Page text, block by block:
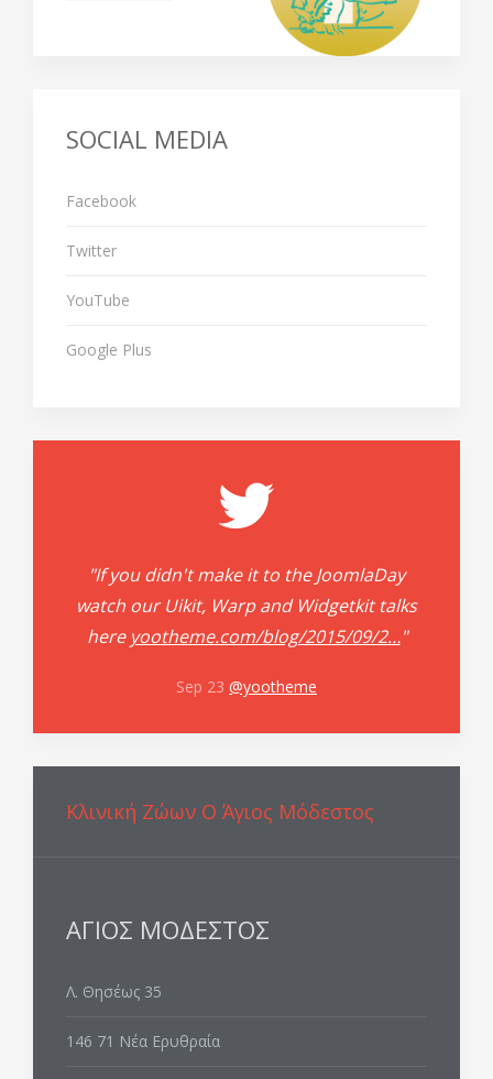
SOCIAL MEDIA
Facebook
Twitter
YouTube
Google Plus
"If you didn't make it to the JoomlaDay
watch our Uikit, Warp and Widgetkit talks
here yootheme.com/blog/2015/09/2…"
Sep 23 @yootheme
Κλινική Ζώων Ο Άγιος Μόδεστος
ΑΓΙΟΣ ΜΟΔΕΣΤΟΣ
Λ. Θησέως 35
146 71 Νέα Ερυθραία